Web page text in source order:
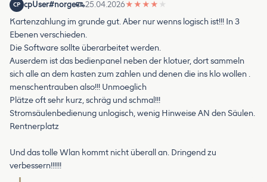
CP cpUser#norge 25.04.2026★ ★ ★ ★ ★
Kartenzahlung im grunde gut. Aber nur wenns logisch ist!!! In 3
Ebenen verschieden.
Die Software sollte überarbeitet werden.
Auserdem ist das bedienpanel neben der klotuer, dort sammeln
sich alle an dem kasten zum zahlen und denen die ins klo wollen .
menschentrauben also!!! Unmoeglich
Plätze oft sehr kurz, schräg und schmal!!!
Stromsäulenbedienung unlogisch, wenig Hinweise AN den Säulen.
Rentnerplatz
Und das tolle Wlan kommt nicht überall an. Dringend zu
verbessern!!!!!!